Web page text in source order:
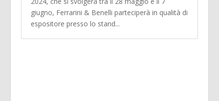
giugno, Ferrarini & Benelli parteciperà in qualità di
espositore presso lo stand...